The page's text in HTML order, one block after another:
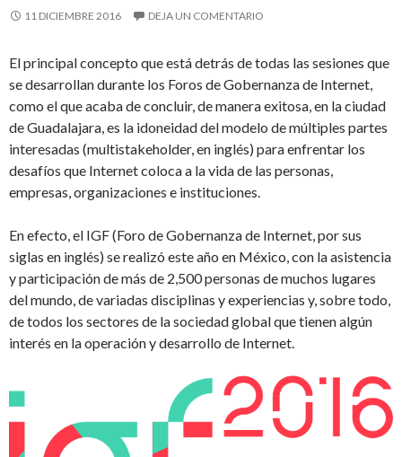
11 DICIEMBRE 2016 DEJA UN COMENTARIO
El principal concepto que está detrás de todas las sesiones que
se desarrollan durante los Foros de Gobernanza de Internet,
como el que acaba de concluir, de manera exitosa, en la ciudad
de Guadalajara, es la idoneidad del modelo de múltiples partes
interesadas (multistakeholder, en inglés) para enfrentar los
desafíos que Internet coloca a la vida de las personas,
empresas, organizaciones e instituciones.
En efecto, el IGF (Foro de Gobernanza de Internet, por sus
siglas en inglés) se realizó este año en México, con la asistencia
y participación de más de 2,500 personas de muchos lugares
del mundo, de variadas disciplinas y experiencias y, sobre todo,
de todos los sectores de la sociedad global que tienen algún
interés en la operación y desarrollo de Internet.